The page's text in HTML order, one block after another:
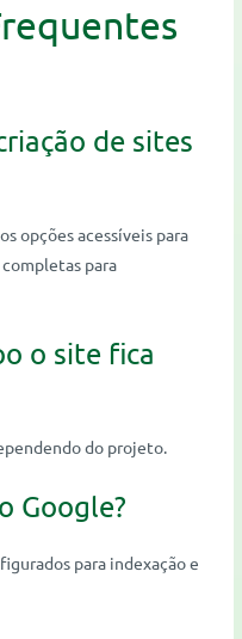
de sites
opções acessíveis para
para
o site fica
do projeto.
Google?
para indexação e